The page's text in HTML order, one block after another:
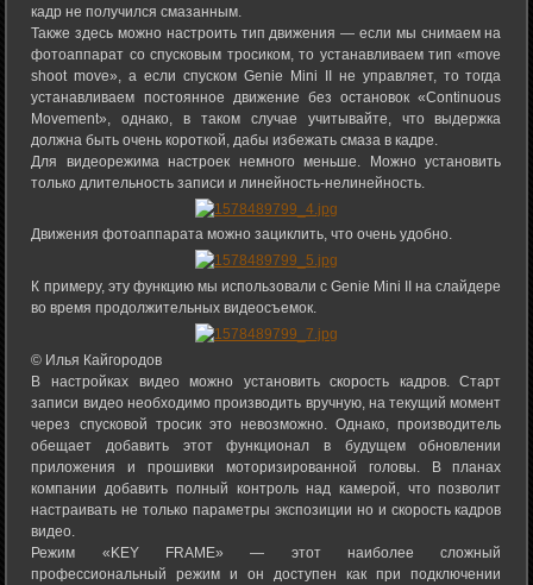
кадр не получился смазанным.
Также здесь можно настроить тип движения — если мы снимаем на
фотоаппарат со спусковым тросиком, то устанавливаем тип «move
shoot move», а если спуском Genie Mini II не управляет, то тогда
устанавливаем постоянное движение без остановок «Continuous
Movement», однако, в таком случае учитывайте, что выдержка
должна быть очень короткой, дабы избежать смаза в кадре.
Для видеорежима настроек немного меньше. Можно установить
только длительность записи и линейность-нелинейность.
Движения фотоаппарата можно зациклить, что очень удобно.
К примеру, эту функцию мы использовали с Genie Mini II на слайдере
во время продолжительных видеосъемок.
© Илья Кайгородов
В настройках видео можно установить скорость кадров. Старт
записи видео необходимо производить вручную, на текущий момент
через спусковой тросик это невозможно. Однако, производитель
обещает добавить этот функционал в будущем обновлении
приложения и прошивки моторизированной головы. В планах
компании добавить полный контроль над камерой, что позволит
настраивать не только параметры экспозиции но и скорость кадров
видео.
Режим «KEY FRAME» — этот наиболее сложный
профессиональный режим и он доступен как при подключении